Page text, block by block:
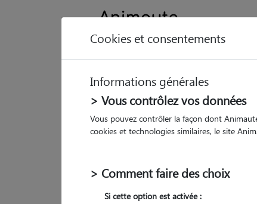
Cookies et consentements
Informations générales
> Vous contrôlez vos données
Vous pouvez contrôler la façon dont
cookies et technologies similaires, le site
> Comment faire des choix
Si cette option est activée :